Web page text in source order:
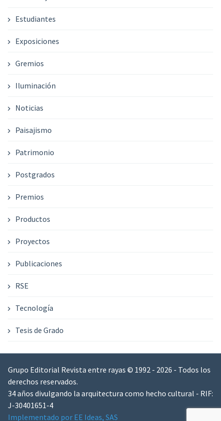
Estudiantes
Exposiciones
Gremios
Iluminación
Noticias
Paisajismo
Patrimonio
Postgrados
Premios
Productos
Proyectos
Publicaciones
RSE
Tecnología
Tesis de Grado
Grupo Editorial Revista entre rayas © 1992 - 2026 - Todos los
derechos reservados.
34 años divulgando la arquitectura como hecho cultural - RIF:
J-30401651-4
Implementado por EE Ideas, SAS